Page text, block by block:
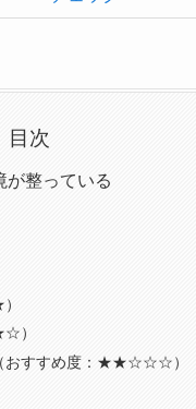
目次
が整っている
）
（おすすめ度：★★☆☆☆）